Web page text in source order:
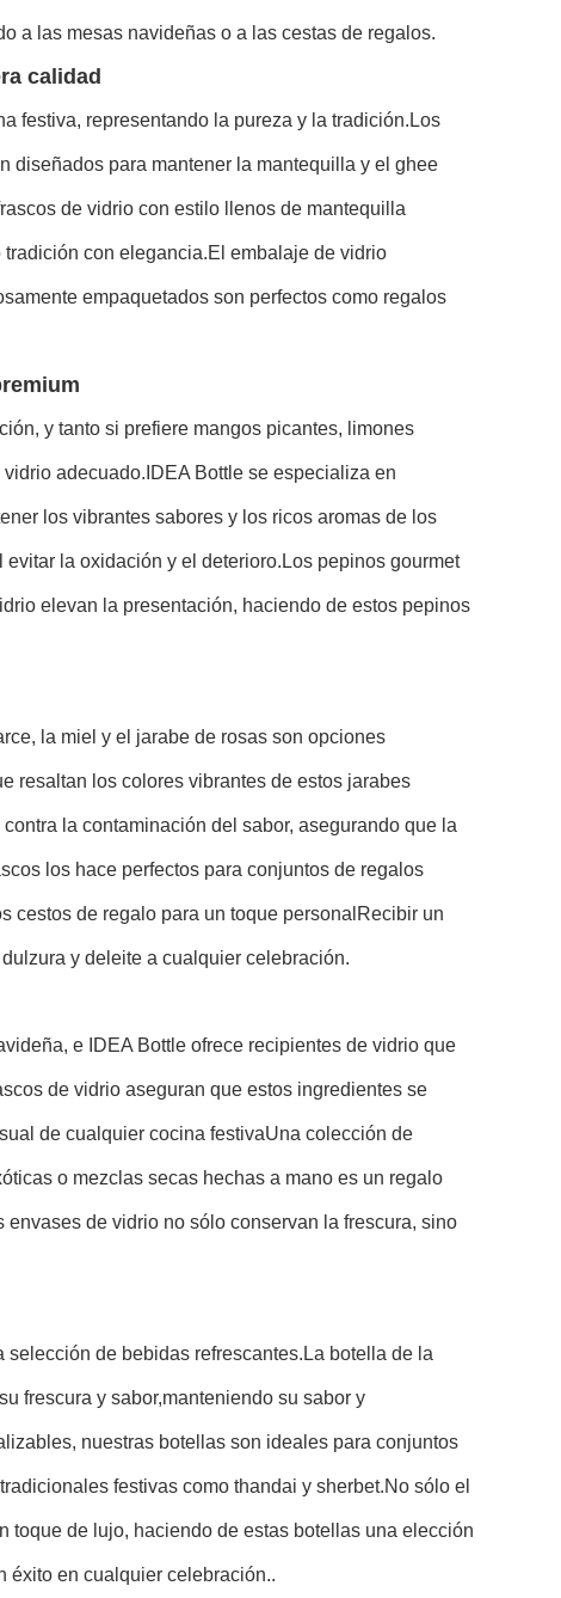
a las mesas navideñas o a las cestas de regalos.
calidad
festiva, representando la pureza y la tradición. Los
diseñados para mantener la mantequilla y el ghee
de vidrio con estilo llenos de mantequilla
con elegancia.El embalaje de vidrio
empaquetados son perfectos como regalos
y tanto si prefiere mangos picantes, limones
adecuado.IDEA Bottle se especializa en
los vibrantes sabores y los ricos aromas de los
la oxidación y el deterioro.Los pepinos gourmet
elevan la presentación, haciendo de estos pepinos
la miel y el jarabe de rosas son opciones
resaltan los colores vibrantes de estos jarabes
la contaminación del sabor, asegurando que la
los hace perfectos para conjuntos de regalos
cestos de regalo para un toque personalRecibir un
y deleite a cualquier celebración.
e IDEA Bottle ofrece recipientes de vidrio que
de vidrio aseguran que estos ingredientes se
de cualquier cocina festivaUna colección de
o mezclas secas hechas a mano es un regalo
de vidrio no sólo conservan la frescura, sino
selección de bebidas refrescantes. La botella de la
frescura y sabor,manteniendo su sabor y
nuestras botellas son ideales para conjuntos
festivas como thandai y sherbet.No sólo el
toque de lujo, haciendo de estas botellas una elección
éxito en cualquier celebración..